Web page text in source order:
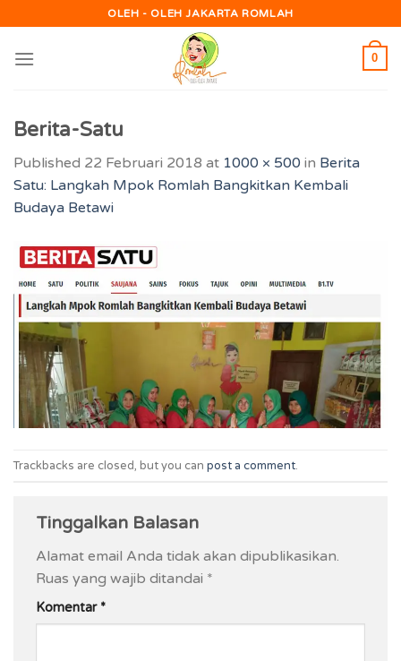
to
content
OLEH - OLEH JAKARTA ROMLAH
0
Berita-Satu
Published 22 Februari 2018 at 1000 × 500 in Berita
Satu: Langkah Mpok Romlah Bangkitkan Kembali
Budaya Betawi
Trackbacks are closed, but you can post a comment.
Tinggalkan Balasan
Alamat email Anda tidak akan dipublikasikan.
Ruas yang wajib ditandai *
Komentar *